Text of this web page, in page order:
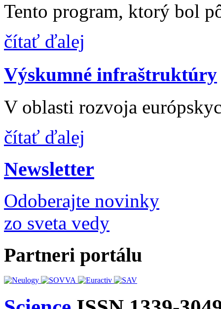
Tento program, ktorý bol
čítať ďalej
Výskumné infraštruktúry
V oblasti rozvoja
čítať ďalej
Newsletter
Odoberajte novinky
zo sveta vedy
Partneri portálu